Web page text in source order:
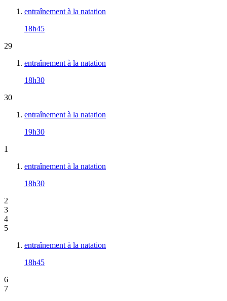
entraînement à la natation
18h45
29
entraînement à la natation
18h30
30
entraînement à la natation
19h30
1
entraînement à la natation
18h30
2
3
4
5
entraînement à la natation
18h45
6
7